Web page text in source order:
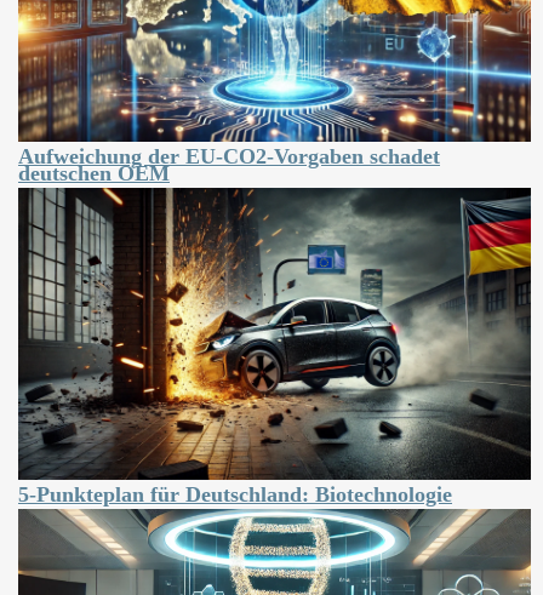
Aufweichung der EU-CO2-Vorgaben schadet
deutschen OEM
5-Punkteplan für Deutschland: Biotechnologie